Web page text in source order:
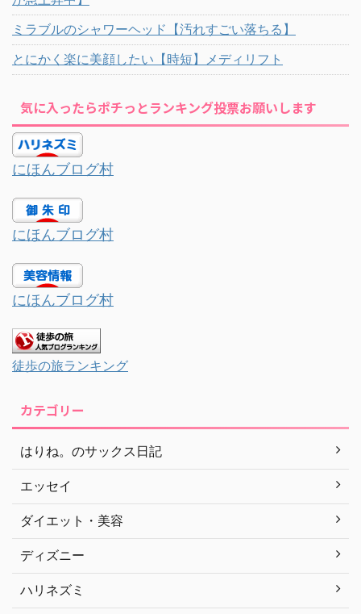
ミラブルのシャワーヘッド【汚れすごい落ちる】
とにかく楽に美顔したい【時短】メディリフト
気に入ったらポチっとランキング投票お願いします
にほんブログ村
にほんブログ村
にほんブログ村
徒歩の旅ランキング
カテゴリー
はりね。のサックス日記
エッセイ
ダイエット・美容
ディズニー
ハリネズミ